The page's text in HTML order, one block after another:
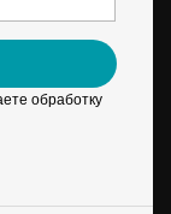
обработку